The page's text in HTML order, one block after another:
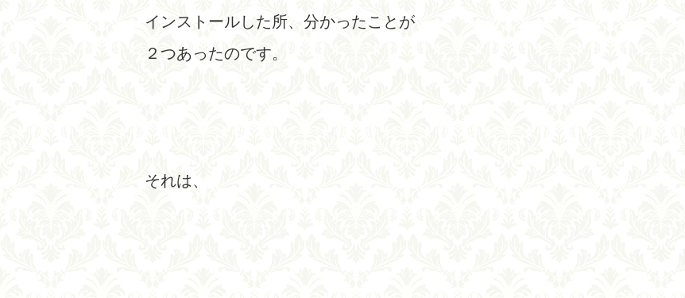
インストールした所、分かったことが
２つあったのです。
それは、